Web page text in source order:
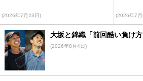
(2026年7月23日) (2026年7
大坂と錦織「前回酷い負け方
(2026年8月4日)